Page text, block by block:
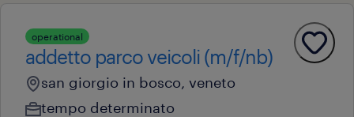
operational
addetto parco veicoli (m/f/nb)
san giorgio in bosco, veneto
tempo determinato